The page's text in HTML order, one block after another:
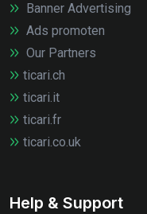
Banner Advertising
Ads promoten
Our Partners
ticari.ch
ticari.it
ticari.fr
ticari.co.uk
Help & Support